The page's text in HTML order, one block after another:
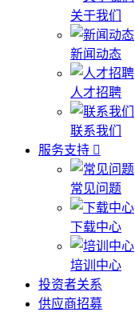
关于我们
新闻动态
人才招聘
联系我们
服务支持
常见问题
下载中心
培训中心
投资者关系
供应商招募